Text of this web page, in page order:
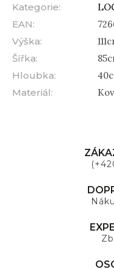
Kategorie:
EAN:
Výška:
Šířka:
Hloubka:
Materiál: Kov